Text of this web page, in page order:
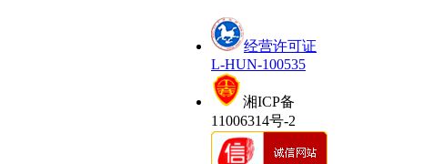
经营许可证
L-HUN-100535
湘ICP备
11006314号-2